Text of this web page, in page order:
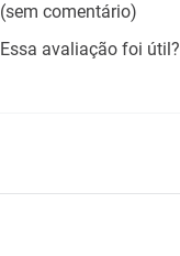
(sem comentário)
Essa avaliação foi útil?